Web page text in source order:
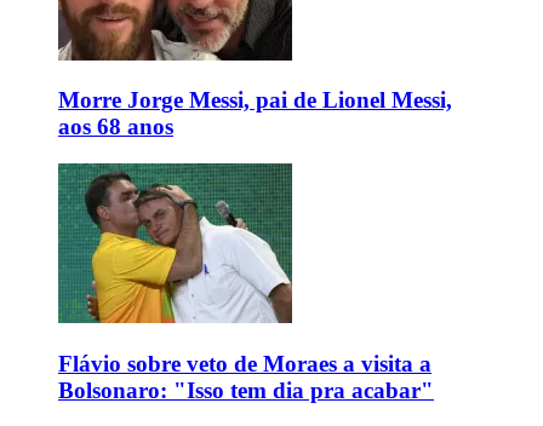
Morre Jorge Messi, pai de Lionel Messi,
aos 68 anos
Flávio sobre veto de Moraes a visita a
Bolsonaro: "Isso tem dia pra acabar"